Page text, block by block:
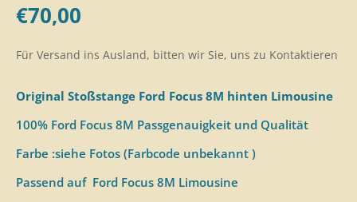
€70,00
Für Versand ins Ausland, bitten wir Sie, uns zu Kontaktieren
Original Stoßstange Ford Focus 8M hinten Limousine
100% Ford Focus 8M Passgenauigkeit und Qualität
Farbe :siehe Fotos (Farbcode unbekannt )
Passend auf Ford Focus 8M Limousine